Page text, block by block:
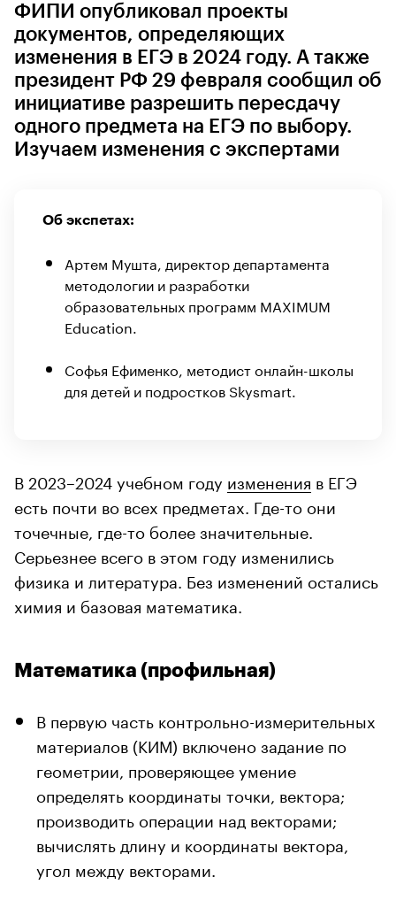
ФИПИ опубликовал проекты
документов, определяющих
изменения в ЕГЭ в 2024 году. А также
президент РФ 29 февраля сообщил об
инициативе разрешить пересдачу
одного предмета на ЕГЭ по выбору.
Изучаем изменения с экспертами
Об экспетах:
Артем Мушта, директор департамента
методологии и разработки
образовательных программ MAXIMUM
Education.
Софья Ефименко, методист онлайн-школы
для детей и подростков Skysmart.
В 2023–2024 учебном году изменения в ЕГЭ
есть почти во всех предметах. Где-то они
точечные, где-то более значительные.
Серьезнее всего в этом году изменились
физика и литература. Без изменений остались
химия и базовая математика.
Математика (профильная)
В первую часть контрольно-измерительных
материалов (КИМ) включено задание по
геометрии, проверяющее умение
определять координаты точки, вектора;
производить операции над векторами;
вычислять длину и координаты вектора,
угол между векторами.